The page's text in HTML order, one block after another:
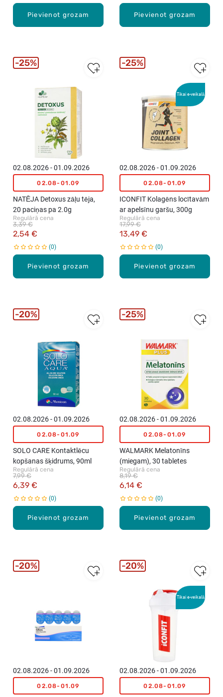
Pievienot grozam Pievienot grozam
Pievienot grozam
02.08.2026 - 01.09.2026
02.08-01.09
NATĒJA Detoxus zāļu tēja,
20 paciņas pa 2.0g
Regulārā cena
2,54 €
3,39 €
0
25%
Tikai e-veikalā
Pievienot grozam
02.08.2026 - 01.09.2026
02.08-01.09
ICONFIT Kolagēns locītavām
ar apelsīnu garšu, 300g
Regulārā cena
13,49 €
17,99 €
0
25%
Pievienot grozam
02.08.2026 - 01.09.2026
02.08-01.09
SOLO CARE Kontaktlēcu
kopšanas šķidrums, 90ml
Regulārā cena
6,39 €
7,99 €
0
20%
Pievienot grozam
02.08.2026 - 01.09.2026
02.08-01.09
WALMARK Melatonīns
(miegam), 30 tabletes
Regulārā cena
6,14 €
8,19 €
0
25%
02.08.2026 - 01.09.2026
02.08-01.09
20%
Tikai e-veikalā
02.08.2026 - 01.09.2026
02.08-01.09
20%